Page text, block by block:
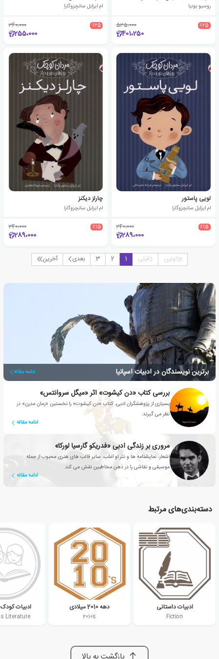
روسیو بونیا
٪25 535،000
401،250
ام ایزابل سانچزوگارا
٪25 340،000
255،000
لویی پاستور
ام ایزابل سانچزوگارا
٪15 340،000
289،000
چارلز دیکنز
ام ایزابل سانچزوگارا
٪15 340،000
289،000
اولین قبلی 1
2
3 بعدی آخرین
برترین نویسندگان در ادبیات اسپانیا ادامه مقاله
بررسی کتاب «دن کیشوت» اثر «میگل سروانتس»
بسیاری از پژوهشگران ادبی، کتاب «دن کیشوت» را نخستین «رمان مدرن» در
نظر می گیرند.
ادامه مقاله
مروری بر زندگی ادبی «فدریکو گارسیا لورکا»
اشعار، نمایشنامه ها و نثر او اغلب، سایر قالب های هنری محبوب از جمله
موسیقی و نقاشی را در ذهن مخاطبین نقش می کند.
ادامه مقاله
دسته‌بندی‌های مرتبط
ادبیات داستانی
Fiction
دهه 2010 میلادی
2010s
ادبیات
Literature